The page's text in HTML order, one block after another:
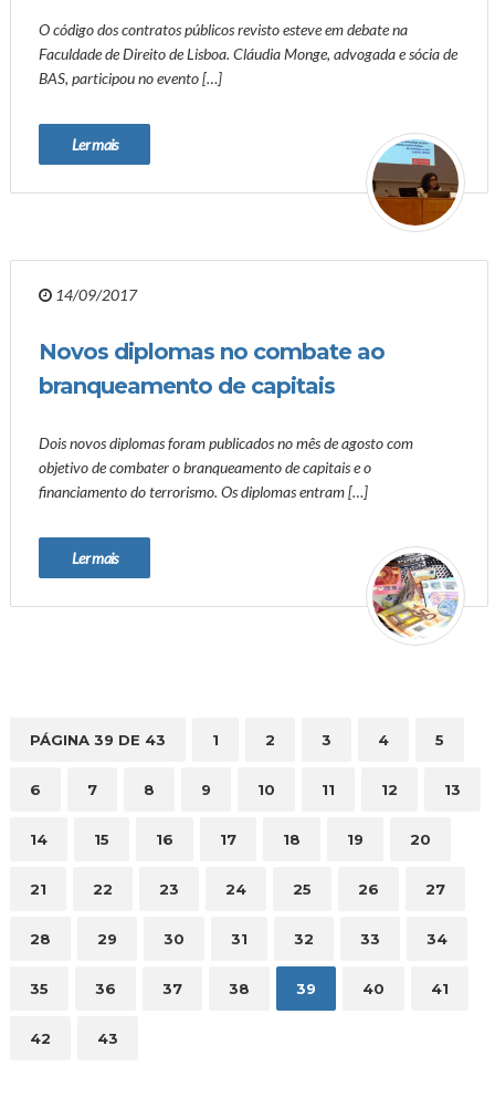
O código dos contratos públicos revisto esteve em debate na
Faculdade de Direito de Lisboa. Cláudia Monge, advogada e sócia de
BAS, participou no evento […]
Ler mais
14/09/2017
Novos diplomas no combate ao
branqueamento de capitais
Dois novos diplomas foram publicados no mês de agosto com
objetivo de combater o branqueamento de capitais e o
financiamento do terrorismo. Os diplomas entram […]
Ler mais
PÁGINA 39 DE 43 1 2 3 4 5
6 7 8 9 10 11 12 13
14 15 16 17 18 19 20
21 22 23 24 25 26 27
28 29 30 31 32 33 34
35 36 37 38 39 40 41
42 43